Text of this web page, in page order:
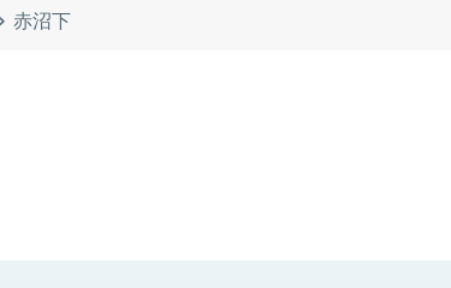
赤沼下